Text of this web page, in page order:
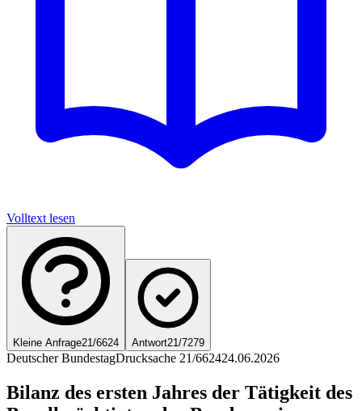
Volltext lesen
Kleine Anfrage21/6624 Antwort21/7279
Deutscher BundestagDrucksache 21/662424.06.2026
Bilanz des ersten Jahres der Tätigkeit des